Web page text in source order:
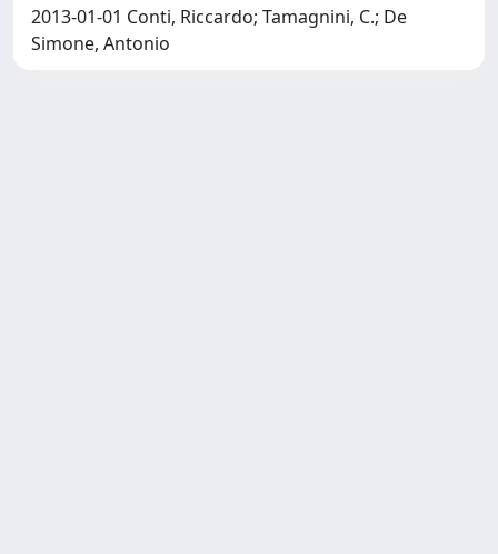
2013-01-01 Conti, Riccardo; Tamagnini, C.; De
Simone, Antonio